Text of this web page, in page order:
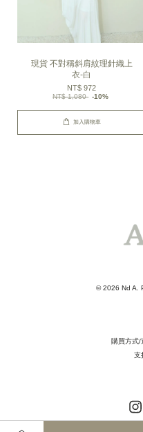
現貨 不對稱斜肩紋理針織上
衣-白
NT$ 972
NT$ 1,080 -10%
加入購物車
© 2026 Nd A.
購買方式/
支